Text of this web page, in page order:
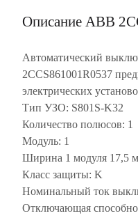
Описание ABB
Автоматический
2CCS861001R0537
электрических
Тип УЗО: S801S-K32
Количество полюсов: 1
Модуль: 1
Ширина 1 модуля 17,5
Класс защиты: K
Номинальный ток
Отключающая